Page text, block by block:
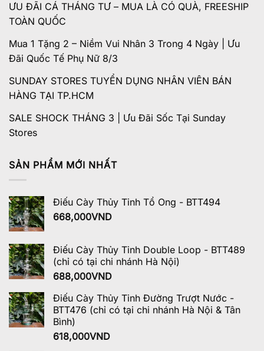
ƯU ĐÃI CÁ THÁNG TƯ – MUA LÀ CÓ QUÀ, FREESHIP
TOÀN QUỐC
Mua 1 Tặng 2 – Niềm Vui Nhân 3 Trong 4 Ngày | Ưu
Đãi Quốc Tế Phụ Nữ 8/3
SUNDAY STORES TUYỂN DỤNG NHÂN VIÊN BÁN
HÀNG TẠI TP.HCM
SALE SHOCK THÁNG 3 | Ưu Đãi Sốc Tại Sunday
Stores
SẢN PHẨM MỚI NHẤT
Điếu Cày Thủy Tinh Tổ Ong - BTT494
668,000VND
Điếu Cày Thủy Tinh Double Loop - BTT489
(chỉ có tại chi nhánh Hà Nội)
688,000VND
Điếu Cày Thủy Tinh Đường Trượt Nước -
BTT476 (chỉ có tại chi nhánh Hà Nội & Tân
Bình)
618,000VND